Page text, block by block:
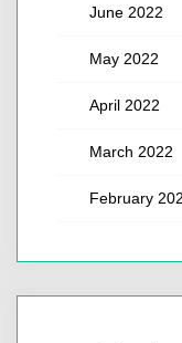
June 2022
May 2022
April 2022
March 2022
February